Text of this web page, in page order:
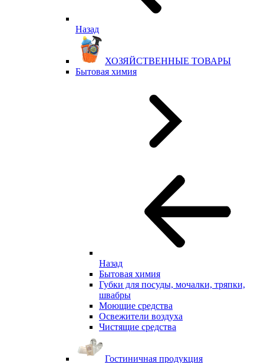
Назад
ХОЗЯЙСТВЕННЫЕ ТОВАРЫ
Бытовая химия
Назад
Бытовая химия
Губки для посуды, мочалки, тряпки,
швабры
Моющие средства
Освежители воздуха
Чистящие средства
Гостиничная продукция